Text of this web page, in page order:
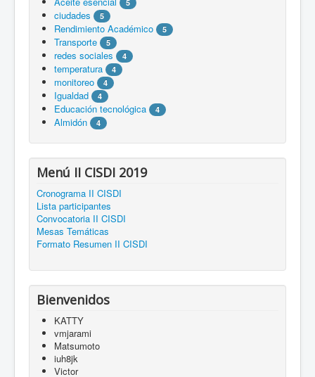
5
ciudades 5
Rendimiento Académico 5
Transporte 5
redes sociales 4
temperatura 4
monitoreo 4
Igualdad 4
Educación tecnológica 4
Almidón 4
Menú II CISDI 2019
Cronograma II CISDI
Lista participantes
Convocatoria II CISDI
Mesas Temáticas
Formato Resumen II CISDI
Bienvenidos
KATTY
vmjarami
Matsumoto
iuh8jk
Victor